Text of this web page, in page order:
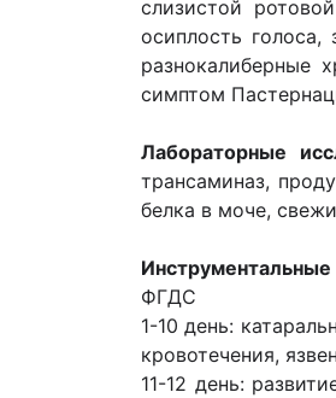
слизистой
осиплость голоса,
разнокалиберные
симптом
Лабораторные
трансаминаз,
белка в моче,
Инструментальные
ФГДС
1-10 день:
кровотечения,
11-12 день: